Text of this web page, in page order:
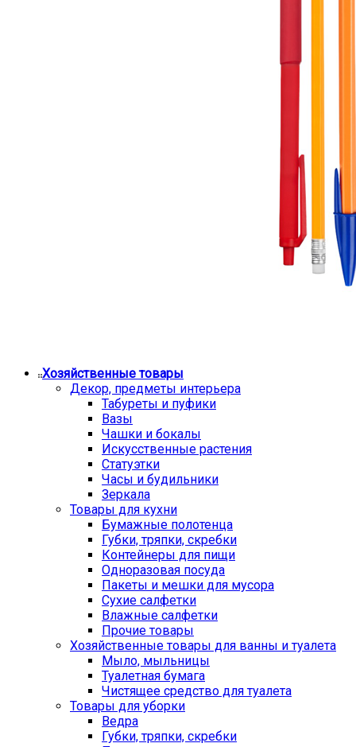
Хозяйственные товары
Декор, предметы интерьера
Табуреты и пуфики
Вазы
Чашки и бокалы
Искусственные растения
Статуэтки
Часы и будильники
Зеркала
Товары для кухни
Бумажные полотенца
Губки, тряпки, скребки
Контейнеры для пищи
Одноразовая посуда
Пакеты и мешки для мусора
Сухие салфетки
Влажные салфетки
Прочие товары
Хозяйственные товары для ванны и туалета
Мыло, мыльницы
Туалетная бумага
Чистящее средство для туалета
Товары для уборки
Ведра
Губки, тряпки, скребки